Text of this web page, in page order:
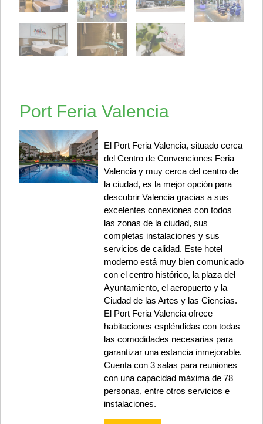
Port Feria Valencia
El Port Feria Valencia, situado cerca
del Centro de Convenciones Feria
Valencia y muy cerca del centro de
la ciudad, es la mejor opción para
descubrir Valencia gracias a sus
excelentes conexiones con todos
las zonas de la ciudad, sus
completas instalaciones y sus
servicios de calidad. Este hotel
moderno está muy bien comunicado
con el centro histórico, la plaza del
Ayuntamiento, el aeropuerto y la
Ciudad de las Artes y las Ciencias.
El Port Feria Valencia ofrece
habitaciones espléndidas con todas
las comodidades necesarias para
garantizar una estancia inmejorable.
Cuenta con 3 salas para reuniones
con una capacidad máxima de 78
personas, entre otros servicios e
instalaciones.